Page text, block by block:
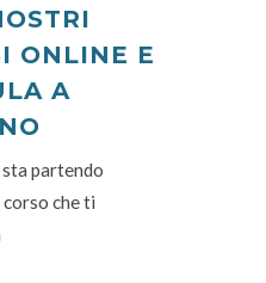
ONLINE E
A
sta partendo
che ti